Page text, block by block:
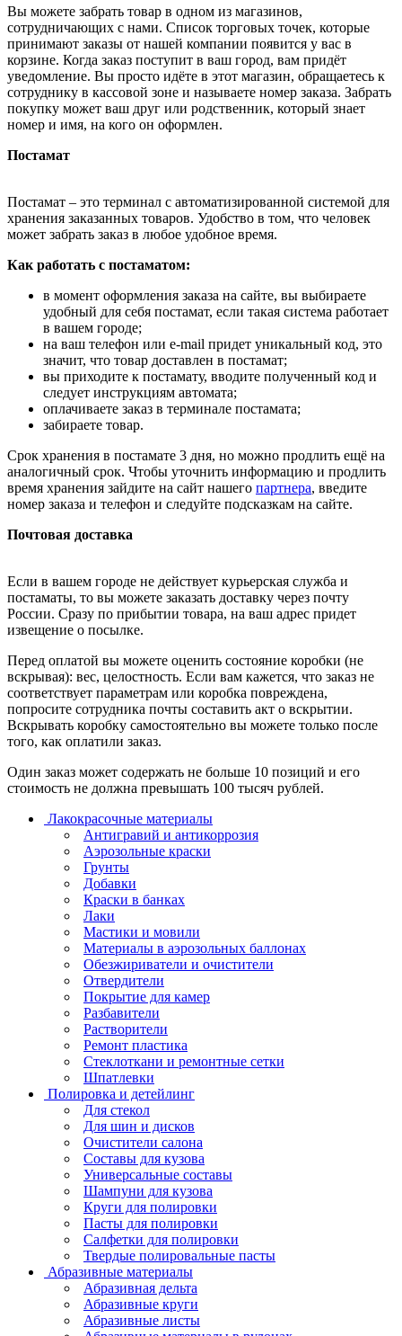
Вы можете забрать товар в одном из магазинов,
сотрудничающих с нами. Список торговых точек, которые
принимают заказы от нашей компании появится у вас в
корзине. Когда заказ поступит в ваш город, вам придёт
уведомление. Вы просто идёте в этот магазин, обращаетесь к
сотруднику в кассовой зоне и называете номер заказа. Забрать
покупку может ваш друг или родственник, который знает
номер и имя, на кого он оформлен.
Постамат
Постамат – это терминал с автоматизированной системой для
хранения заказанных товаров. Удобство в том, что человек
может забрать заказ в любое удобное время.
Как работать с постаматом:
в момент оформления заказа на сайте, вы выбираете
удобный для себя постамат, если такая система работает
в вашем городе;
на ваш телефон или e-mail придет уникальный код, это
значит, что товар доставлен в постамат;
вы приходите к постамату, вводите полученный код и
следует инструкциям автомата;
оплачиваете заказ в терминале постамата;
забираете товар.
Срок хранения в постамате 3 дня, но можно продлить ещё на
аналогичный срок. Чтобы уточнить информацию и продлить
время хранения зайдите на сайт нашего партнера, введите
номер заказа и телефон и следуйте подсказкам на сайте.
Почтовая доставка
Если в вашем городе не действует курьерская служба и
постаматы, то вы можете заказать доставку через почту
России. Сразу по прибытии товара, на ваш адрес придет
извещение о посылке.
Перед оплатой вы можете оценить состояние коробки (не
вскрывая): вес, целостность. Если вам кажется, что заказ не
соответствует параметрам или коробка повреждена,
попросите сотрудника почты составить акт о вскрытии.
Вскрывать коробку самостоятельно вы можете только после
того, как оплатили заказ.
Один заказ может содержать не больше 10 позиций и его
стоимость не должна превышать 100 тысяч рублей.
Лакокрасочные материалы
Антигравий и антикоррозия
Аэрозольные краски
Грунты
Добавки
Краски в банках
Лаки
Мастики и мовили
Материалы в аэрозольных баллонах
Обезжириватели и очистители
Отвердители
Покрытие для камер
Разбавители
Растворители
Ремонт пластика
Стеклоткани и ремонтные сетки
Шпатлевки
Полировка и детейлинг
Для стекол
Для шин и дисков
Очистители салона
Составы для кузова
Универсальные составы
Шампуни для кузова
Круги для полировки
Пасты для полировки
Салфетки для полировки
Твердые полировальные пасты
Абразивные материалы
Абразивная дельта
Абразивные круги
Абразивные листы